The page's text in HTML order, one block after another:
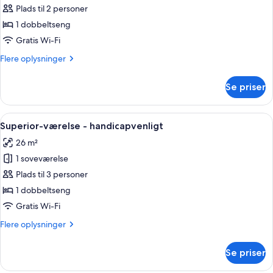
Junior-
suite
Plads til 2 personer
1 dobbeltseng
Gratis Wi-Fi
Flere oplysninger
Flere
suite
Se priser
Indlæs
alle
billeder
af
Superior-
værelse
-
Et hotelværelse med en stor seng,
9
Superior-værelse - handicapvenligt
26 m²
1 soveværelse
Plads til 3 personer
1 dobbeltseng
Gratis Wi-Fi
Flere oplysninger
Flere
værelse
Se priser